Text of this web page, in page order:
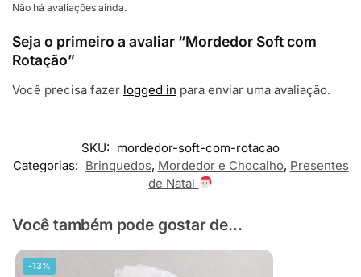
Não há avaliações ainda.
Seja o primeiro a avaliar “Mordedor Soft com
Rotação”
Você precisa fazer logged in para enviar uma avaliação.
SKU: mordedor-soft-com-rotacao
Categorias: Brinquedos, Mordedor e Chocalho, Presentes
de Natal
Você também pode gostar de...
-13%